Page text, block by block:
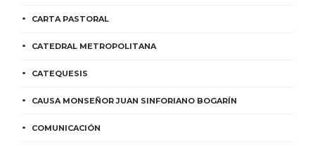
CARTA PASTORAL
CATEDRAL METROPOLITANA
CATEQUESIS
CAUSA MONSEÑOR JUAN SINFORIANO BOGARÍN
COMUNICACIÓN